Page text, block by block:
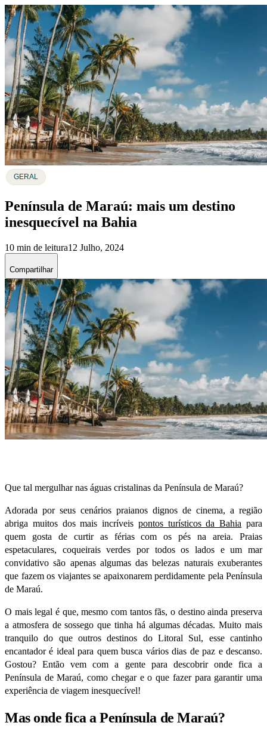
GERAL
Península de Maraú: mais um destino
inesquecível na Bahia
10 min de leitura12 Julho, 2024
Compartilhar
Que tal mergulhar nas águas cristalinas da Península de Maraú?
Adorada por seus cenários praianos dignos de cinema, a região
abriga muitos dos mais incríveis pontos turísticos da Bahia para
quem gosta de curtir as férias com os pés na areia. Praias
espetaculares, coqueirais verdes por todos os lados e um mar
convidativo são apenas algumas das belezas naturais exuberantes
que fazem os viajantes se apaixonarem perdidamente pela Península
de Maraú.
O mais legal é que, mesmo com tantos fãs, o destino ainda preserva
a atmosfera de sossego que tinha há algumas décadas. Muito mais
tranquilo do que outros destinos do Litoral Sul, esse cantinho
encantador é ideal para quem busca vários dias de paz e descanso.
Gostou? Então vem com a gente para descobrir onde fica a
Península de Maraú, como chegar e o que fazer para garantir uma
experiência de viagem inesquecível!
Mas onde fica a Península de Maraú?